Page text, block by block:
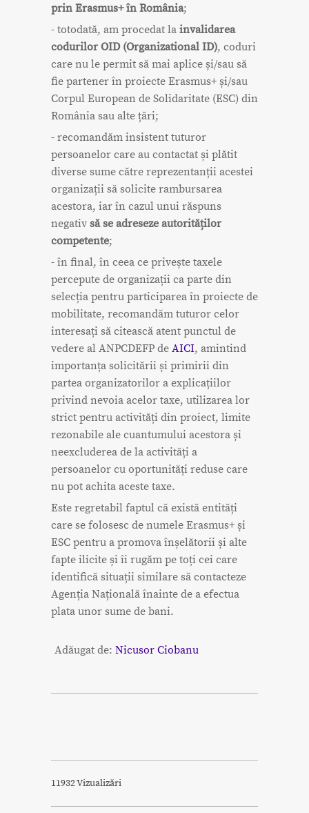
prin Erasmus+ în România;
- totodată, am procedat la invalidarea
codurilor OID (Organizational ID), coduri
care nu le permit să mai aplice și/sau să
fie partener în proiecte Erasmus+ și/sau
Corpul European de Solidaritate (ESC) din
România sau alte țări;
- recomandăm insistent tuturor
persoanelor care au contactat și plătit
diverse sume către reprezentanții acestei
organizații să solicite rambursarea
acestora, iar în cazul unui răspuns
negativ să se adreseze autorităților
competente;
- în final, în ceea ce privește taxele
percepute de organizații ca parte din
selecția pentru participarea în proiecte de
mobilitate, recomandăm tuturor celor
interesați să citească atent punctul de
vedere al ANPCDEFP de AICI, amintind
importanța solicitării și primirii din
partea organizatorilor a explicațiilor
privind nevoia acelor taxe, utilizarea lor
strict pentru activități din proiect, limite
rezonabile ale cuantumului acestora și
neexcluderea de la activități a
persoanelor cu oportunități reduse care
nu pot achita aceste taxe.
Este regretabil faptul că există entități
care se folosesc de numele Erasmus+ și
ESC pentru a promova înșelătorii și alte
fapte ilicite și îi rugăm pe toți cei care
identifică situații similare să contacteze
Agenția Națională înainte de a efectua
plata unor sume de bani.
Adăugat de: Nicusor Ciobanu
11932 Vizualizări